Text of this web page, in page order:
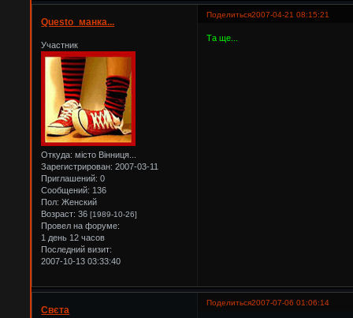
Поделиться2007-04-21 08:15:21
Questo_манка...
Участник
Откуда: місто Вінниця...
Зарегистрирован: 2007-03-11
Приглашений: 0
Сообщений: 136
Пол: Женский
Возраст: 36[1989-10-26]
Провел на форуме:
1 день 12 часов
Последний визит:
2007-10-13 03:33:40
Та ще...
Поделиться2007-07-06 01:06:14
Свєта